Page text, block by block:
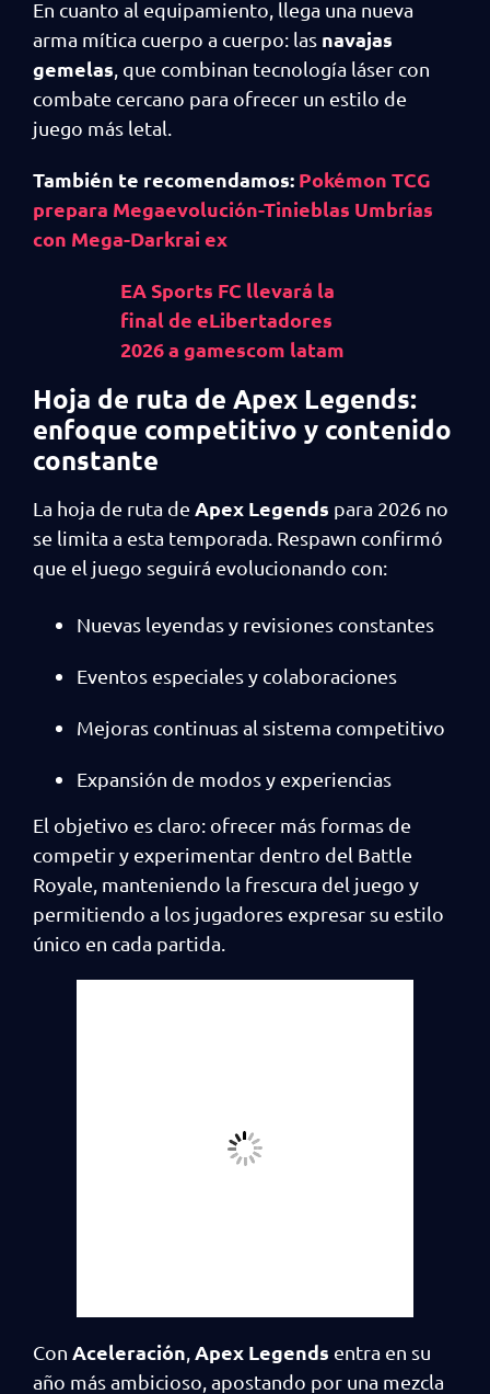
En cuanto al equipamiento, llega una nueva
arma mítica cuerpo a cuerpo: las navajas
gemelas , que combinan tecnología láser con
combate cercano para ofrecer un estilo de
juego más letal.
También te recomendamos: Pokémon TCG
prepara Megaevolución-Tinieblas Umbrías
con Mega-Darkrai ex
EA Sports FC llevará la
final de eLibertadores
2026 a gamescom latam
Hoja de ruta de Apex Legends:
enfoque competitivo y contenido
constante
La hoja de ruta de Apex Legends para 2026 no
se limita a esta temporada. Respawn confirmó
que el juego seguirá evolucionando con:
Nuevas leyendas y revisiones constantes
Eventos especiales y colaboraciones
Mejoras continuas al sistema competitivo
Expansión de modos y experiencias
El objetivo es claro: ofrecer más formas de
competir y experimentar dentro del Battle
Royale, manteniendo la frescura del juego y
permitiendo a los jugadores expresar su estilo
único en cada partida.
Con Aceleración Apex Legends entra en su
año más ambicioso, apostando por una mezcla